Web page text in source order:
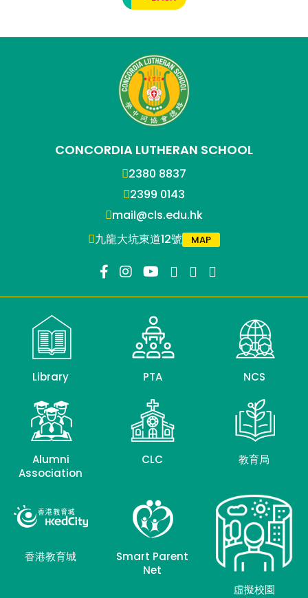
CONCORDIA LUTHERAN SCHOOL
2380 8837
2399 0143
mail@cls.edu.hk
九龍大坑東道12號
MAP
Library PTA NCS
Alumni
Association
CLC 教育局
香港教育城
Smart Parent
Net
虛擬校園